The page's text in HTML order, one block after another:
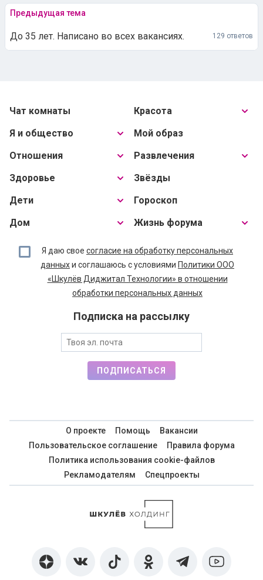
Предыдущая тема
До 35 лет. Написано во всех вакансиях. 129 ответов
Чат комнаты
Я и общество
Отношения
Здоровье
Дети
Дом
Красота
Мой образ
Развлечения
Звёзды
Гороскоп
Жизнь форума
Я даю свое согласие на обработку персональных
данныхи соглашаюсь с условиями Политики ООО
«Шкулёв Диджитал Технологии» в отношении
обработки персональных данных
Подписка на рассылку
ПОДПИСАТЬСЯ
О проекте Помощь
Вакансии
Пользовательское соглашение
Правила форума
Политика использования cookie-файлов
Рекламодателям
Спецпроекты